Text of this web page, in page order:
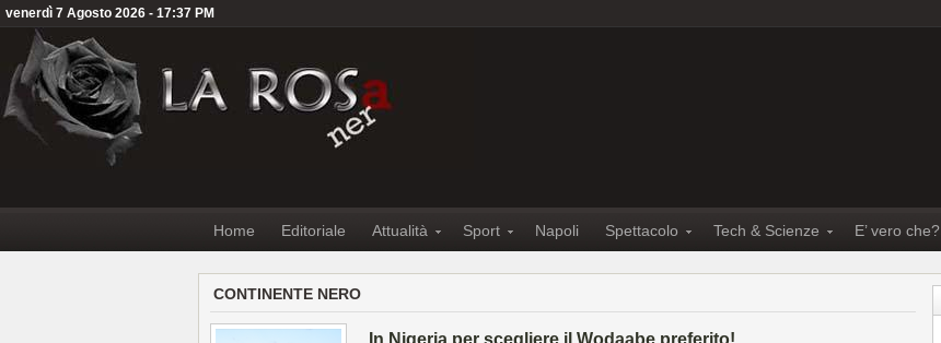
venerdì 7 Agosto 2026 - 17:37 PM
Home Editoriale Attualità Sport Napoli Spettacolo Tech & Scienze E’ vero che?
CONTINENTE NERO
In Nigeria per scegliere il Wodaabe preferito!